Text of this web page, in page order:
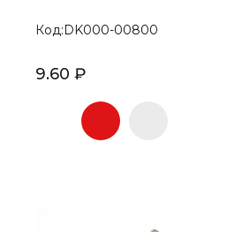
Код:DK000-00800
9.60 ₽